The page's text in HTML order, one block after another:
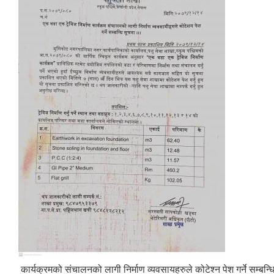
कार्यक्रमको संचालनको लागी निर्माण व्यवसायहरुले कोटेश्न पेश गर्ने